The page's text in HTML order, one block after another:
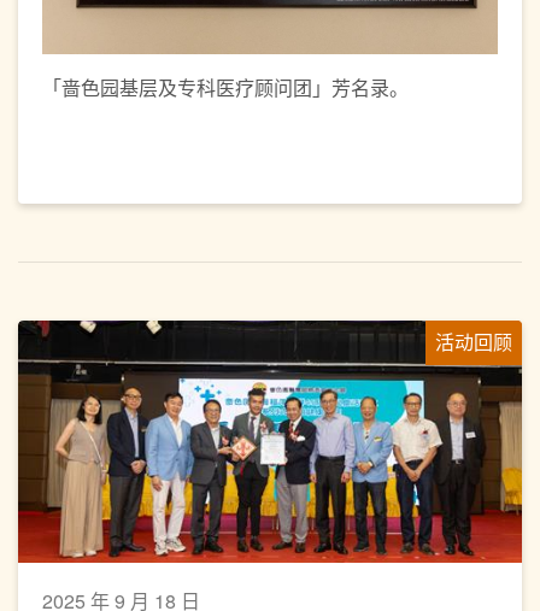
「啬色园基层及专科医疗顾问团」芳名录。
活动回顾
2025 年 9 月 18 日